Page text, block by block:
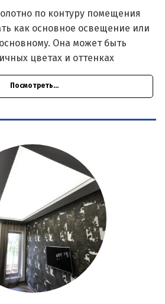
по контуру помещения
как основное освещение или
Она может быть
цветах и оттенках
Посмотреть...